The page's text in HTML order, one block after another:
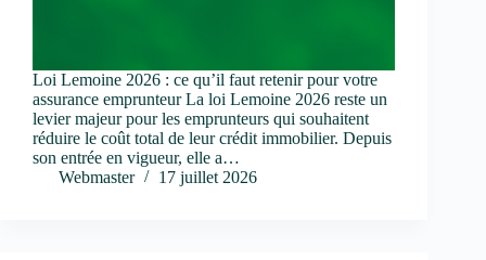
Loi Lemoine 2026 : ce qu’il faut retenir pour votre
assurance emprunteur La loi Lemoine 2026 reste un
levier majeur pour les emprunteurs qui souhaitent
réduire le coût total de leur crédit immobilier. Depuis
son entrée en vigueur, elle a…
Webmaster
17 juillet 2026